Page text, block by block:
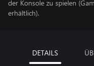
der Konsole zu spielen
erhältlich).
DETAILS